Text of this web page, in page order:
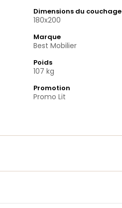
Dimensions du couchage
180x200
Marque
Best Mobilier
Poids
107 kg
Promotion
Promo Lit